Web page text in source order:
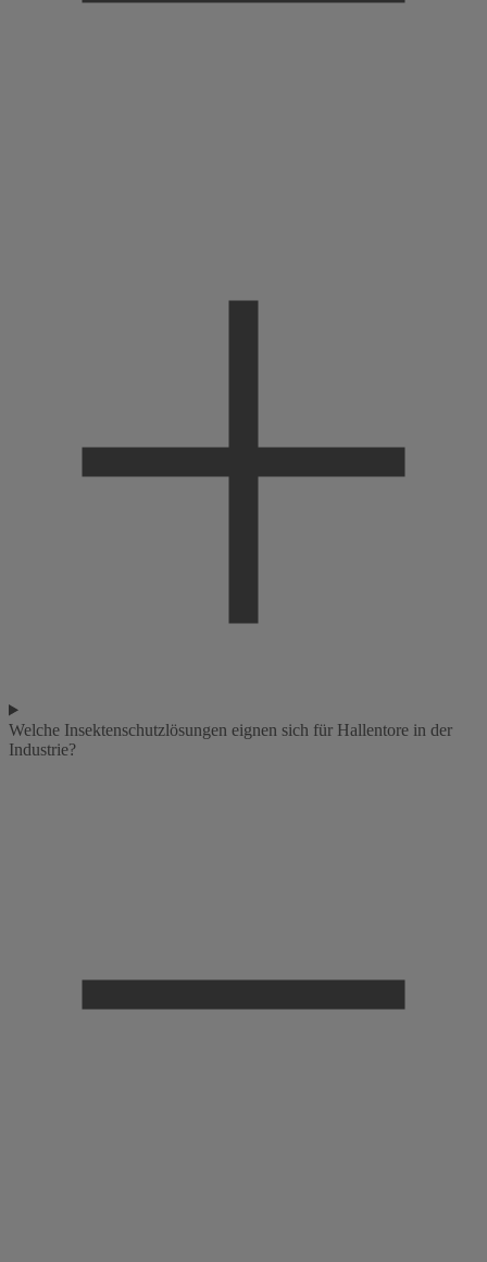
Welche Insektenschutzlösungen eignen sich für Hallentore in der
Industrie?